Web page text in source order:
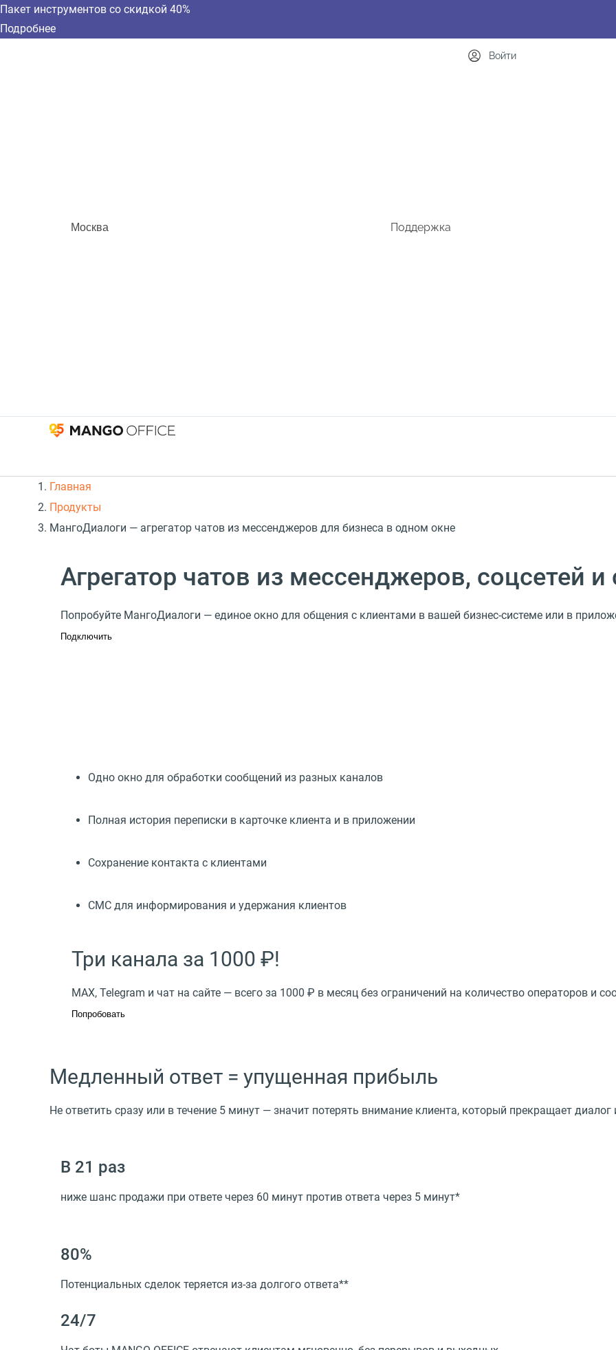
Пакет инструментов со скидкой 40%
Подробнее
Москва Поддержка
Войти
Главная
Продукты
МангоДиалоги — агрегатор чатов из мессенджеров для бизнеса в одном окне
Агрегатор чатов из мессенджеров, соцсетей и
Попробуйте МангоДиалоги — единое окно для общения с клиентами в вашей бизнес-системе или в
Подключить
Одно окно для обработки сообщений из разных каналов
Полная история переписки в карточке клиента и в приложении
Сохранение контакта с клиентами
СМС для информирования и удержания клиентов
Три канала за 1000 ₽!
МАХ, Telegram и чат на сайте — всего за 1000 ₽ в месяц без ограничений на количество операторов и
Попробовать
Медленный ответ = упущенная прибыль
Не ответить сразу или в течение 5 минут — значит потерять внимание клиента, который прекращает диалог
В 21 раз
ниже шанс продажи при ответе через 60 минут против ответа через 5 минут*
80%
Потенциальных сделок теряется из-за долгого ответа**
24/7